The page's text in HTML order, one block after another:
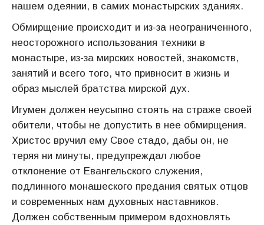
нашем одеянии, в самих монастырских зданиях.
Обмирщение происходит и из-за неограниченного,
неосторожного использования техники в
монастыре, из-за мирских новостей, знакомств,
занятий и всего того, что привносит в жизнь и
образ мыслей братства мирской дух.
Игумен должен неусыпно стоять на страже своей
обители, чтобы не допустить в нее обмирщения.
Христос вручил ему Свое стадо, дабы он, не
теряя ни минуты, предупреждал любое
отклонение от Евангельского служения,
подлинного монашеского предания святых отцов
и современных нам духовных наставников.
Должен собственным примером вдохновлять